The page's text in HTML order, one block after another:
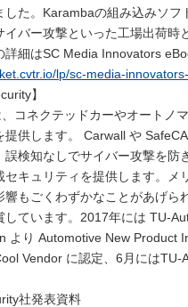
した。Karambaの組み込みソ
イバー攻撃といった工場出荷時
詳細はSC Media Innovators
lp/sc-media-
】
コネクテッドカーやオートノ
提供します。 Carwall や
誤検知なしでサイバー攻撃を
セキュリティを提供します。
響もごくわずかなことがあげ
しています。2017年には TU-
より Automotive New Product
Vendor に認定、6月には
社発表資料